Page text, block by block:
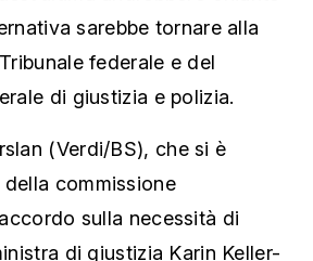
sarebbe tornare alla
federale e del
di giustizia e polizia.
(Verdi/BS), che si è
commissione
sulla necessità di
di giustizia Karin Keller-